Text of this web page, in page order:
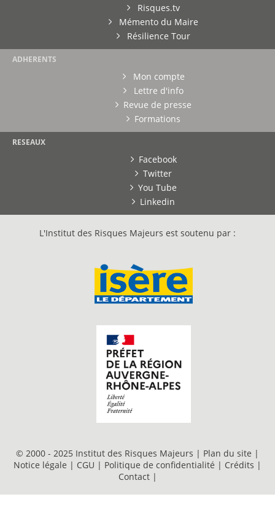
Risques.tv
Mémento du Maire
Résilience Tour
ADHERENTS
Mon compte
Lettre d'info
Revue de presse
Formations
RESEAUX
Facebook
Twitter
You Tube
Linkedin
L'Institut des Risques Majeurs est soutenu par :
© 2000 - 2025 Institut des Risques Majeurs | Plan du site |
Notice légale | CGU | Politique de confidentialité | Crédits |
Contact |